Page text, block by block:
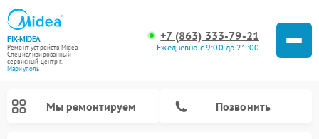
FIX-MIDEA
Ремонт устройств Midea
Специализированный
cервисный центр г.
Мариуполь
+7 (863) 333-79-21
Ежедневно с 9:00 до 21:00
Мы ремонтируем Позвонить